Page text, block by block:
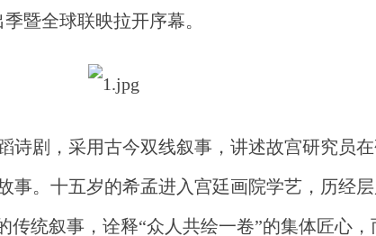
暨全球联映拉开序幕。
诗剧，采用古今双线叙事，讲述故宫研究员在
事。十五岁的希孟进入宫廷画院学艺，历经
传统叙事，诠释“众人共绘一卷”的集体匠心